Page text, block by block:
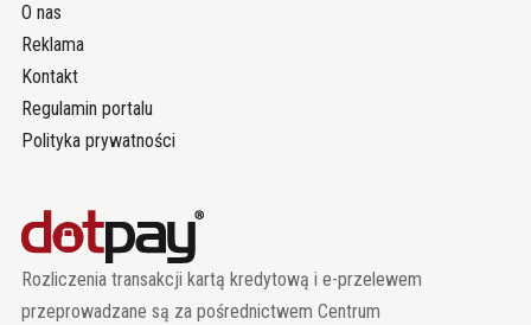
O nas
Reklama
Kontakt
Regulamin portalu
Polityka prywatności
Rozliczenia transakcji kartą kredytową i e-przelewem
przeprowadzane są za pośrednictwem Centrum